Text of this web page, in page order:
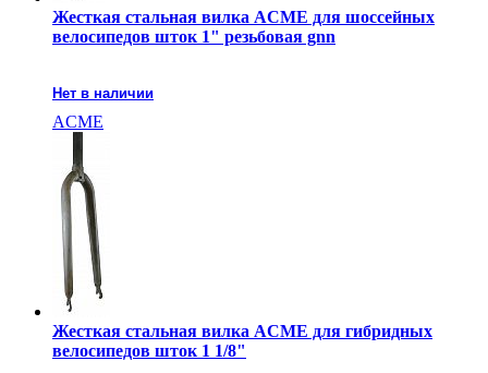
Жесткая стальная вилка ACME для шоссейных
велосипедов шток 1" резьбовая gnn
Нет в наличии
ACME
Жесткая стальная вилка ACME для гибридных
велосипедов шток 1 1/8"